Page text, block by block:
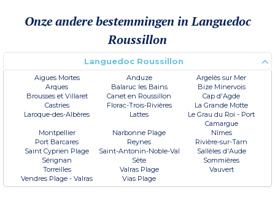
Onze andere bestemmingen in Languedoc
Roussillon
Languedoc Roussillon
Aigues Mortes Anduze
Argelès sur Mer
Arques
Balaruc les Bains
Bize Minervois
Brousses et Villaret
Canet en Roussillon
Cap d'Agde
Castries
Florac-Trois-Rivières
La Grande Motte
Laroque-des-Albères
Lattes
Le Grau du Roi - Port
Camargue
Montpellier
Narbonne Plage
Nîmes
Port Barcares
Reynes
Rivière-sur-Tarn
Saint Cyprien Plage
Saint-Antonin-Noble-Val
Sallèles d'Aude
Sérignan
Sète
Sommières
Torreilles
Valras Plage
Vauvert
Vendres Plage - Valras
Vias Plage